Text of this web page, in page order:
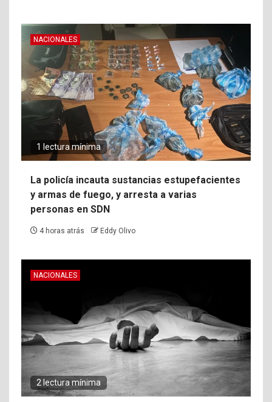
NACIONALES
1 lectura mínima
La policía incauta sustancias estupefacientes
y armas de fuego, y arresta a varias
personas en SDN
4 horas atrás Eddy Olivo
NACIONALES
2 lectura mínima